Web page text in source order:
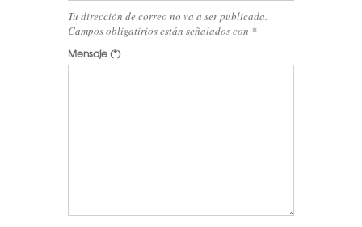
Tu dirección de correo no va a ser publicada.
Campos obligatirios están señalados con *
Mensaje(*)